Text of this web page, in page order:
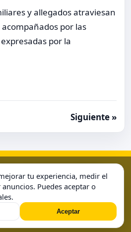
y allegados atraviesan
por las
por la
Siguiente »
de PrivacidadSample Page
Page
derechos reservados.
tu experiencia, medir el
Puedes aceptar o
Aceptar